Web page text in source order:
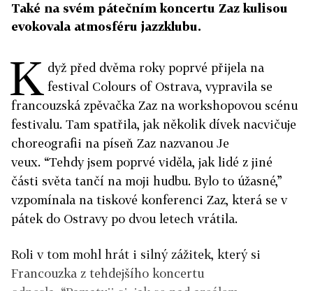
Také na svém pátečním koncertu Zaz kulisou
evokovala atmosféru jazzklubu.
K dyž před dvěma roky poprvé přijela na
festival Colours of Ostrava, vypravila se
francouzská zpěvačka Zaz na workshopovou scénu
festivalu. Tam spatřila, jak několik dívek nacvičuje
choreografii na píseň Zaz nazvanou Je
veux. “Tehdy jsem poprvé viděla, jak lidé z jiné
části světa tančí na moji hudbu. Bylo to úžasné,”
vzpomínala na tiskové konferenci Zaz, která se v
pátek do Ostravy po dvou letech vrátila.
Roli v tom mohl hrát i silný zážitek, který si
Francouzka z tehdejšího koncertu